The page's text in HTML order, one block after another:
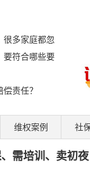
很多家庭都忽
要符合哪些要
责任？
维权案例 社
需培训、卖初